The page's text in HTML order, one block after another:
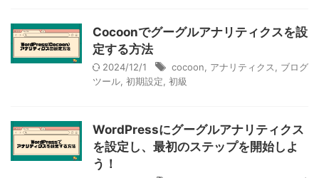
Cocoonでグーグルアナリティクスを設
定する方法
2024/12/1 cocoon アナリティクス
ブログ
ツール 初期設定 初級
WordPressにグーグルアナリティクス
を設定し、最初のステップを開始しよ
う！